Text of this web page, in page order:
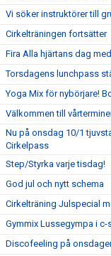
Vi söker instruktörer till
Cirkelträningen fortsätter
Fira Alla hjärtans dag
Torsdagens lunchpass
Yoga Mix för nybörjare!
Välkommen till
Nu på onsdag 10/1
Cirkelpass
Step/Styrka varje tisdag!
God jul och nytt schema
Cirkelträning Julspecial
Gymmix Lussegympa i c-
Discofeeling på